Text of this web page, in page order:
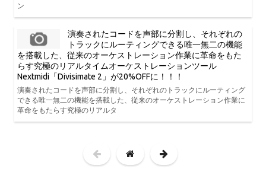
ン
演奏されたコードを声部に分割し、それぞれの
トラックにルーティングできる唯一無二の機能
を搭載した、従来のオーケストレーション作業に革命をもた
らす究極のリアルタイムオーケストレーションツール
Nextmidi「Divisimate 2」が20%OFFに！！！
演奏されたコードを声部に分割し、それぞれのトラックにルーティング
できる唯一無二の機能を搭載した、従来のオーケストレーション作業に
革命をもたらす究極のリアルタ